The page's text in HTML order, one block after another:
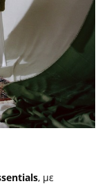
, με